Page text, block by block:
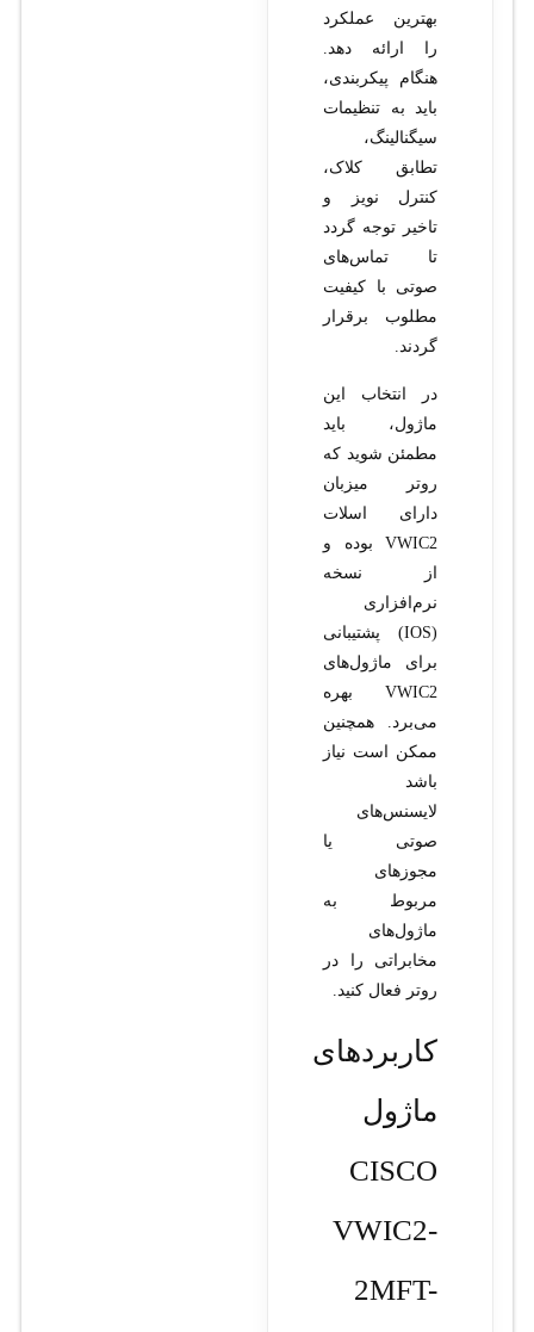
بهترین عملکرد
را ارائه دهد.
هنگام پیکربندی،
باید به تنظیمات
سیگنالینگ،
تطابق کلاک،
کنترل نویز و
تاخیر توجه گردد
تا تماس‌های
صوتی با کیفیت
مطلوب برقرار
گردند.
در انتخاب این
ماژول، باید
مطمئن شوید که
روتر میزبان
دارای اسلات
VWIC2 بوده و
از نسخه
نرم‌افزاری
(IOS) پشتیبانی
برای ماژول‌های
VWIC2 بهره
می‌برد. همچنین
ممکن است نیاز
باشد
لایسنس‌های
صوتی یا
مجوزهای
مربوط به
ماژول‌های
مخابراتی را در
روتر فعال کنید.
کاربردهای
ماژول
CISCO
VWIC2-
2MFT-